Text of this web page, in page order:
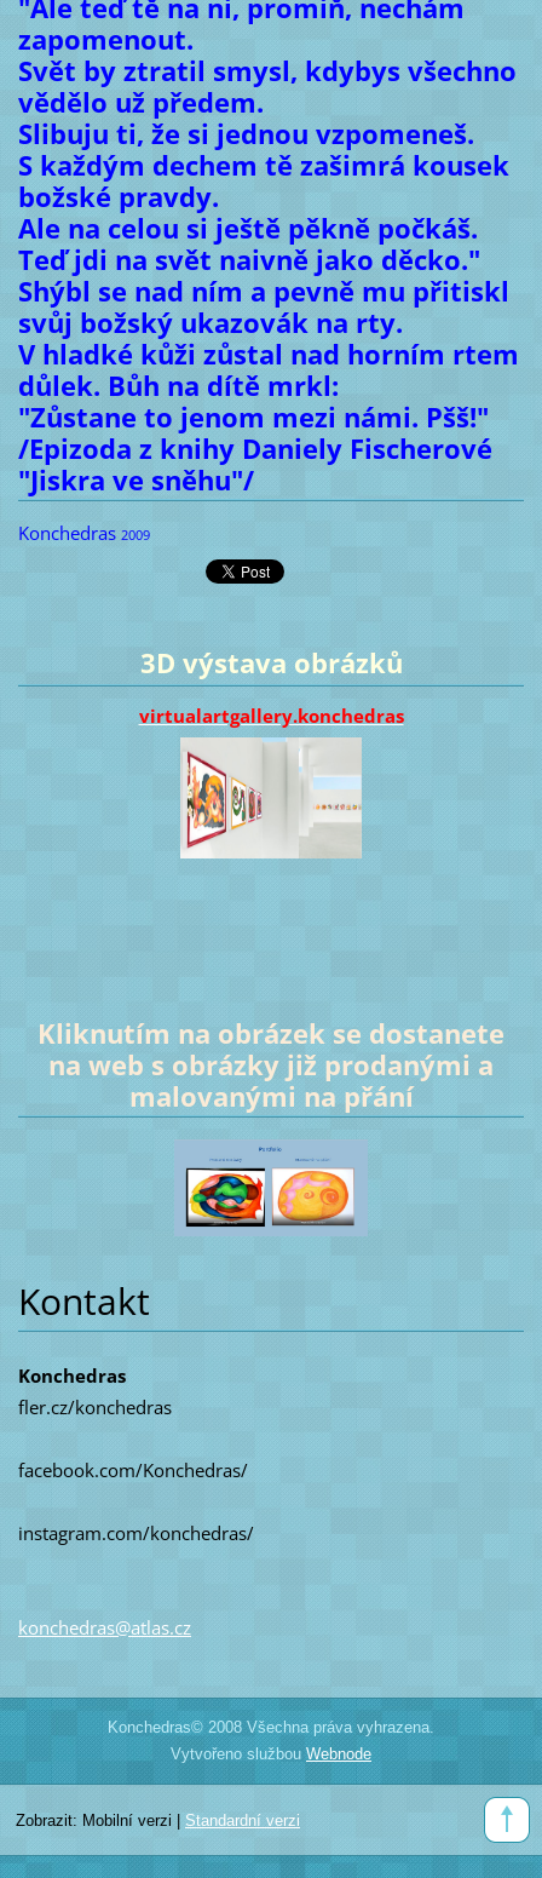
"Ale teď tě na ni, promiň, nechám
zapomenout.
Svět by ztratil smysl, kdybys všechno
vědělo už předem.
Slibuju ti, že si jednou vzpomeneš.
S každým dechem tě zašimrá kousek
božské pravdy.
Ale na celou si ještě pěkně počkáš.
Teď jdi na svět naivně jako děcko."
Shýbl se nad ním a pevně mu přitiskl
svůj božský ukazovák na rty.
V hladké kůži zůstal nad horním rtem
důlek. Bůh na dítě mrkl:
"Zůstane to jenom mezi námi. Pšš!"
/Epizoda z knihy Daniely Fischerové
"Jiskra ve sněhu"/
Konchedras 2009
3D výstava obrázků
virtualartgallery.konchedras
Kliknutím na obrázek se dostanete
na web s obrázky již prodanými a
malovanými na přání
Kontakt
Konchedras
fler.cz/konchedras
facebook.com/Konchedras/
instagram.com/konchedras/
konchedras@atlas.cz
Konchedras© 2008 Všechna práva vyhrazena.
Vytvořeno službou Webnode
Zobrazit: Mobilní verzi Standardní verzi